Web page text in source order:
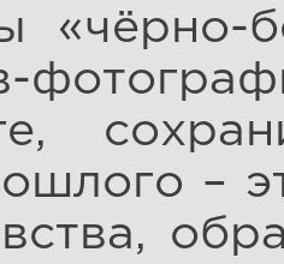
«чёрно-
–